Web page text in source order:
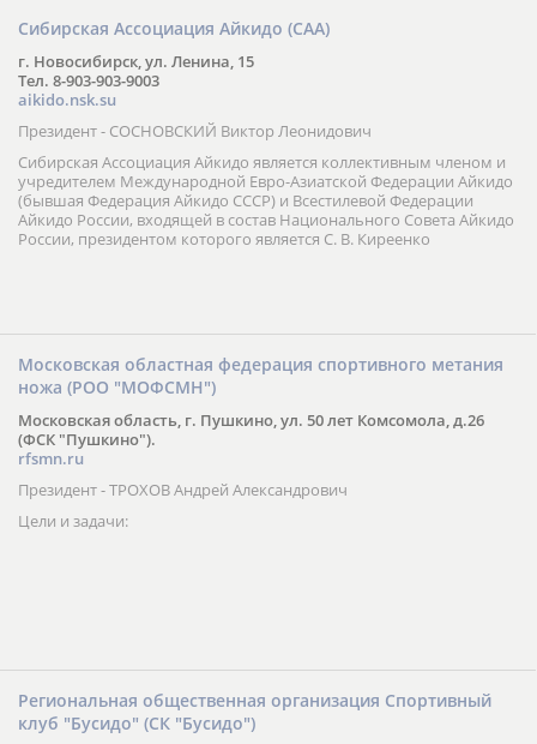
Сибирская Ассоциация Айкидо (САА)
г. Новосибирск, ул. Ленина, 15
Тел. 8-903-903-9003
aikido.nsk.su
Президент - СОСНОВСКИЙ Виктор Леонидович
Сибирская Ассоциация Айкидо является коллективным членом и
учредителем Международной Евро-Азиатской Федерации Айкидо
(бывшая Федерация Айкидо СССР) и Всестилевой Федерации
Айкидо России, входящей в состав Национального Совета Айкидо
России, президентом которого является С. В. Киреенко
Московская областная федерация спортивного метания
ножа (РОО "МОФСМН")
Московская область, г. Пушкино, ул. 50 лет Комсомола, д.26
(ФСК "Пушкино").
rfsmn.ru
Президент - ТРОХОВ Андрей Александрович
Цели и задачи:
Региональная общественная организация Спортивный
клуб "Бусидо" (СК "Бусидо")